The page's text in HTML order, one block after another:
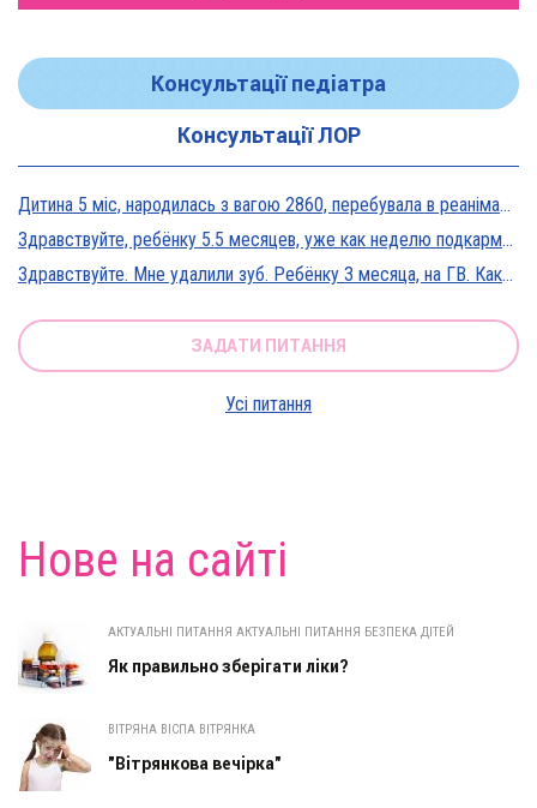
Консультації педіатра
Консультації ЛОР
Дитина 5 міс, народилась з вагою 2860, перебувала в реанімації у дуже тяжкому стані, діагноз Гіпоксична енцефалопатія 2 ст. На даний момент вага 5800, відмовляється від їжі, плаче близько 5 днів, періоди активності присутні, стул зі слизом зелений оформлений, на штучному вигодовуванні Нан безлактозний,за раз або з перервами з'їдає 90-120 мл. Прошу допомоги в даній ситуації?
Здравствуйте, ребёнку 5.5 месяцев, уже как неделю подкармливаю смесью, пробовали 3 вида нан, милупа и остановились на малютке премиум, только вчера появились красные пятна вокруг рта после кормления смесью, и мы опять попробовали милупа и нан, реакция осталась, что делать?
Здравствуйте. Мне удалили зуб. Ребёнку 3 месяца, на ГВ. Какие антибиотики можно принимать? Спасибо
ЗАДАТИ ПИТАННЯ
Усі питання
Нове на сайті
АКТУАЛЬНІ ПИТАННЯ АКТУАЛЬНІ ПИТАННЯ БЕЗПЕКА ДІТЕЙ
Як правильно зберігати ліки?
ВІТРЯНА ВІСПА ВІТРЯНКА
"Вітрянкова вечірка"